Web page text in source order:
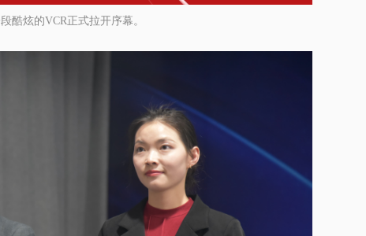
酷炫的VCR正式拉开序幕。